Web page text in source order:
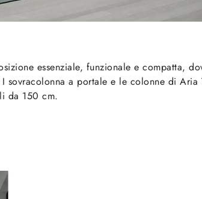
essenziale, funzionale e compatta,
a portale e le colonne di Aria
da 150 cm.